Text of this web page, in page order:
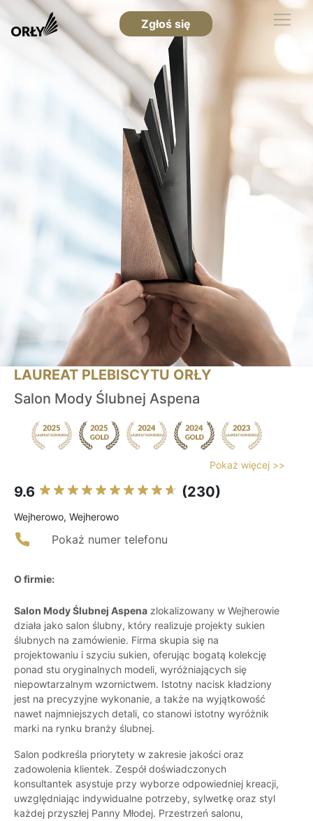
Zgłoś się
LAUREAT PLEBISCYTU ORŁY
Salon Mody Ślubnej Aspena
Pokaż więcej >>
9.6 (230)
Wejherowo, Wejherowo
Pokaż numer telefonu
O firmie:
Salon Mody Ślubnej Aspena zlokalizowany w Wejherowie
działa jako salon ślubny, który realizuje projekty sukien
ślubnych na zamówienie. Firma skupia się na
projektowaniu i szyciu sukien, oferując bogatą kolekcję
ponad stu oryginalnych modeli, wyróżniających się
niepowtarzalnym wzornictwem. Istotny nacisk kładziony
jest na precyzyjne wykonanie, a także na wyjątkowość
nawet najmniejszych detali, co stanowi istotny wyróżnik
marki na rynku branży ślubnej.
Salon podkreśla priorytety w zakresie jakości oraz
zadowolenia klientek. Zespół doświadczonych
konsultantek asystuje przy wyborze odpowiedniej kreacji,
uwzględniając indywidualne potrzeby, sylwetkę oraz styl
każdej przyszłej Panny Młodej. Przestrzeń salonu,